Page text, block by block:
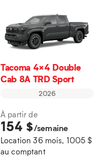
Tacoma 4×4 Double
Cab 8A TRD Sport
2026
À partir de
154 $/semaine
Location 36 mois, 1005 $
au comptant